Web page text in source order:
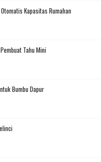
Kapasitas Rumahan
Tahu Mini
Bumbu Dapur